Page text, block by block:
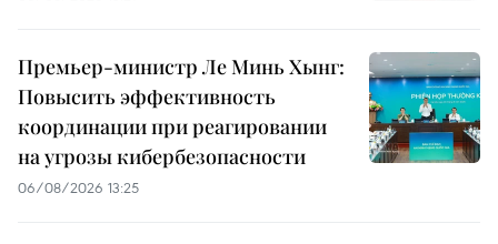
Премьер-министр Ле Минь Хынг:
Повысить эффективность
координации при реагировании
на угрозы кибербезопасности
06/08/2026 13:25